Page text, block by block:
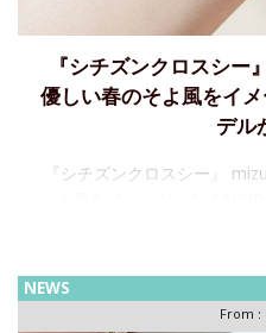
『シチズンクロスシー
優しい春のそよ風をイ
デル
『シチズンクロスシー』
6日発売シチズン時計株式
NEWS
From :